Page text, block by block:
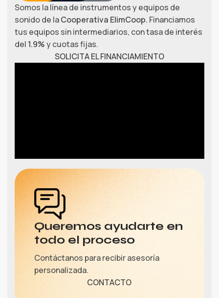
Somos la línea de instrumentos y equipos de
sonido de laCooperativa ElimCoop. Financiamos
tus equipos sin intermediarios, con tasa de interés
del 1.9%y cuotas fijas.
SOLICITA EL FINANCIAMIENTO
Queremos ayudarte en
todo el proceso
Contáctanos para recibir asesoría
personalizada.
CONTACTO